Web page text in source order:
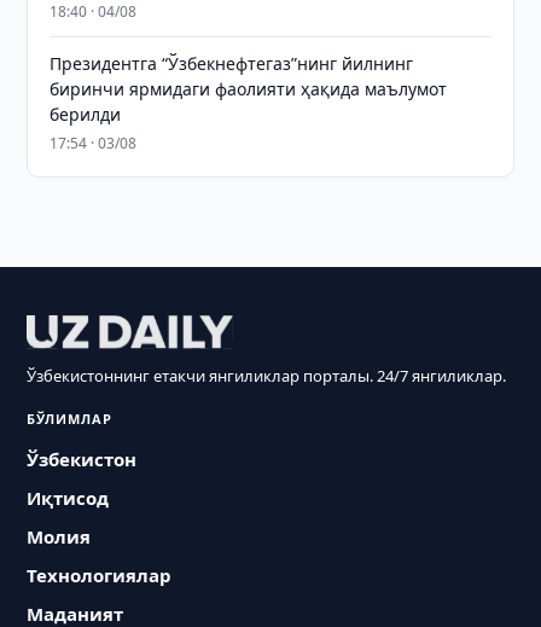
18:40 · 04/08
Президентга “Ўзбекнефтегаз”нинг йилнинг
биринчи ярмидаги фаолияти ҳақида маълумот
берилди
17:54 · 03/08
Ўзбекистоннинг етакчи янгиликлар порталы. 24/7 янгиликлар.
БЎЛИМЛАР
Ўзбекистон
Иқтисод
Молия
Технологиялар
Маданият